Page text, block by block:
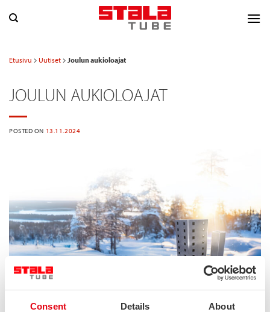
Consent Details About
Etusivu Uutiset Joulun aukioloajat
JOULUN AUKIOLOAJAT
POSTED ON 13.11.2024